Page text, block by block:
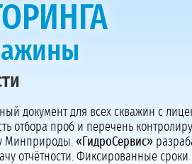
документ для всех скважин с
отбора проб и перечень
Минприроды. «ГидроСервис»
отчётности. Фиксированные сроки
Колл-центр на связи с 9:00 до